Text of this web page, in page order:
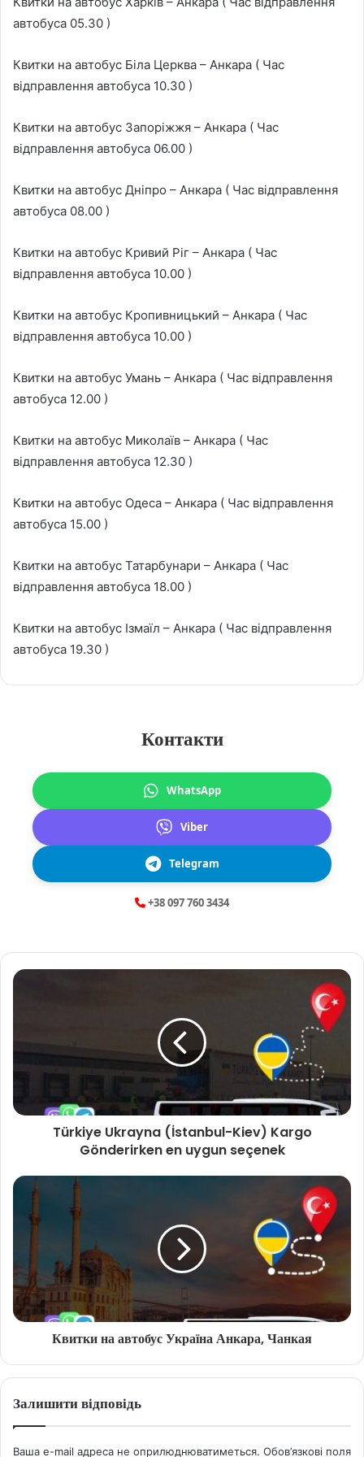
автобуса 05.30 )
Квитки на автобус Біла Церква – Анкара ( Час
відправлення автобуса 10.30 )
Квитки на автобус Запоріжжя – Анкара ( Час
відправлення автобуса 06.00 )
Квитки на автобус Дніпро – Анкара ( Час відправлення
автобуса 08.00 )
Квитки на автобус Кривий Ріг – Анкара ( Час
відправлення автобуса 10.00 )
Квитки на автобус Кропивницький – Анкара ( Час
відправлення автобуса 10.00 )
Квитки на автобус Умань – Анкара ( Час відправлення
автобуса 12.00 )
Квитки на автобус Миколаїв – Анкара ( Час
відправлення автобуса 12.30 )
Квитки на автобус Одеса – Анкара ( Час відправлення
автобуса 15.00 )
Квитки на автобус Татарбунари – Анкара ( Час
відправлення автобуса 18.00 )
Квитки на автобус Ізмаїл – Анкара ( Час відправлення
автобуса 19.30 )
Контакти
WhatsApp
Viber
Telegram
+38 097 760 3434
Türkiye Ukrayna (İstanbul-Kiev) Kargo
Gönderirken en uygun seçenek
Квитки на автобус Україна Анкара, Чанкая
Залишити відповідь
Ваша e-mail адреса не оприлюднюватиметься. Обов’язкові поля